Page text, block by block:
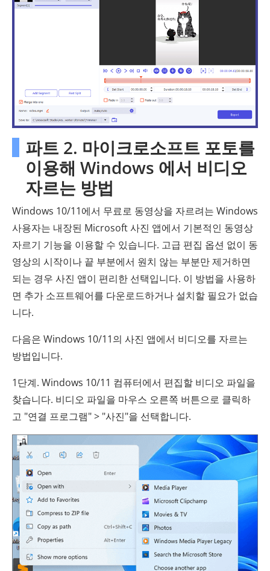
파트 2. 마이크로소프트 포토를
이용해 Windows 에서 비디오
자르는 방법
Windows 10/11에서 무료로 동영상을 자르려는 Windows
사용자는 내장된 Microsoft 사진 앱에서 기본적인 동영상
자르기 기능을 이용할 수 있습니다. 고급 편집 옵션 없이 동
영상의 시작이나 끝 부분에서 원치 않는 부분만 제거하면
되는 경우 사진 앱이 편리한 선택입니다. 이 방법을 사용하
면 추가 소프트웨어를 다운로드하거나 설치할 필요가 없습
니다.
다음은 Windows 10/11의 사진 앱에서 비디오를 자르는
방법입니다.
1단계. Windows 10/11 컴퓨터에서 편집할 비디오 파일을
찾습니다. 비디오 파일을 마우스 오른쪽 버튼으로 클릭하
고 "연결 프로그램" > "사진"을 선택합니다.